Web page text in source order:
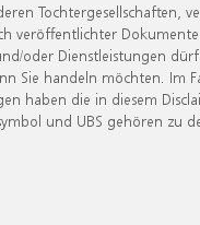
Tochtergesellschaften,
veröffentlichter
oder Dienstleistungen
Sie handeln möchten. Im
haben die in diesem
und UBS gehören zu